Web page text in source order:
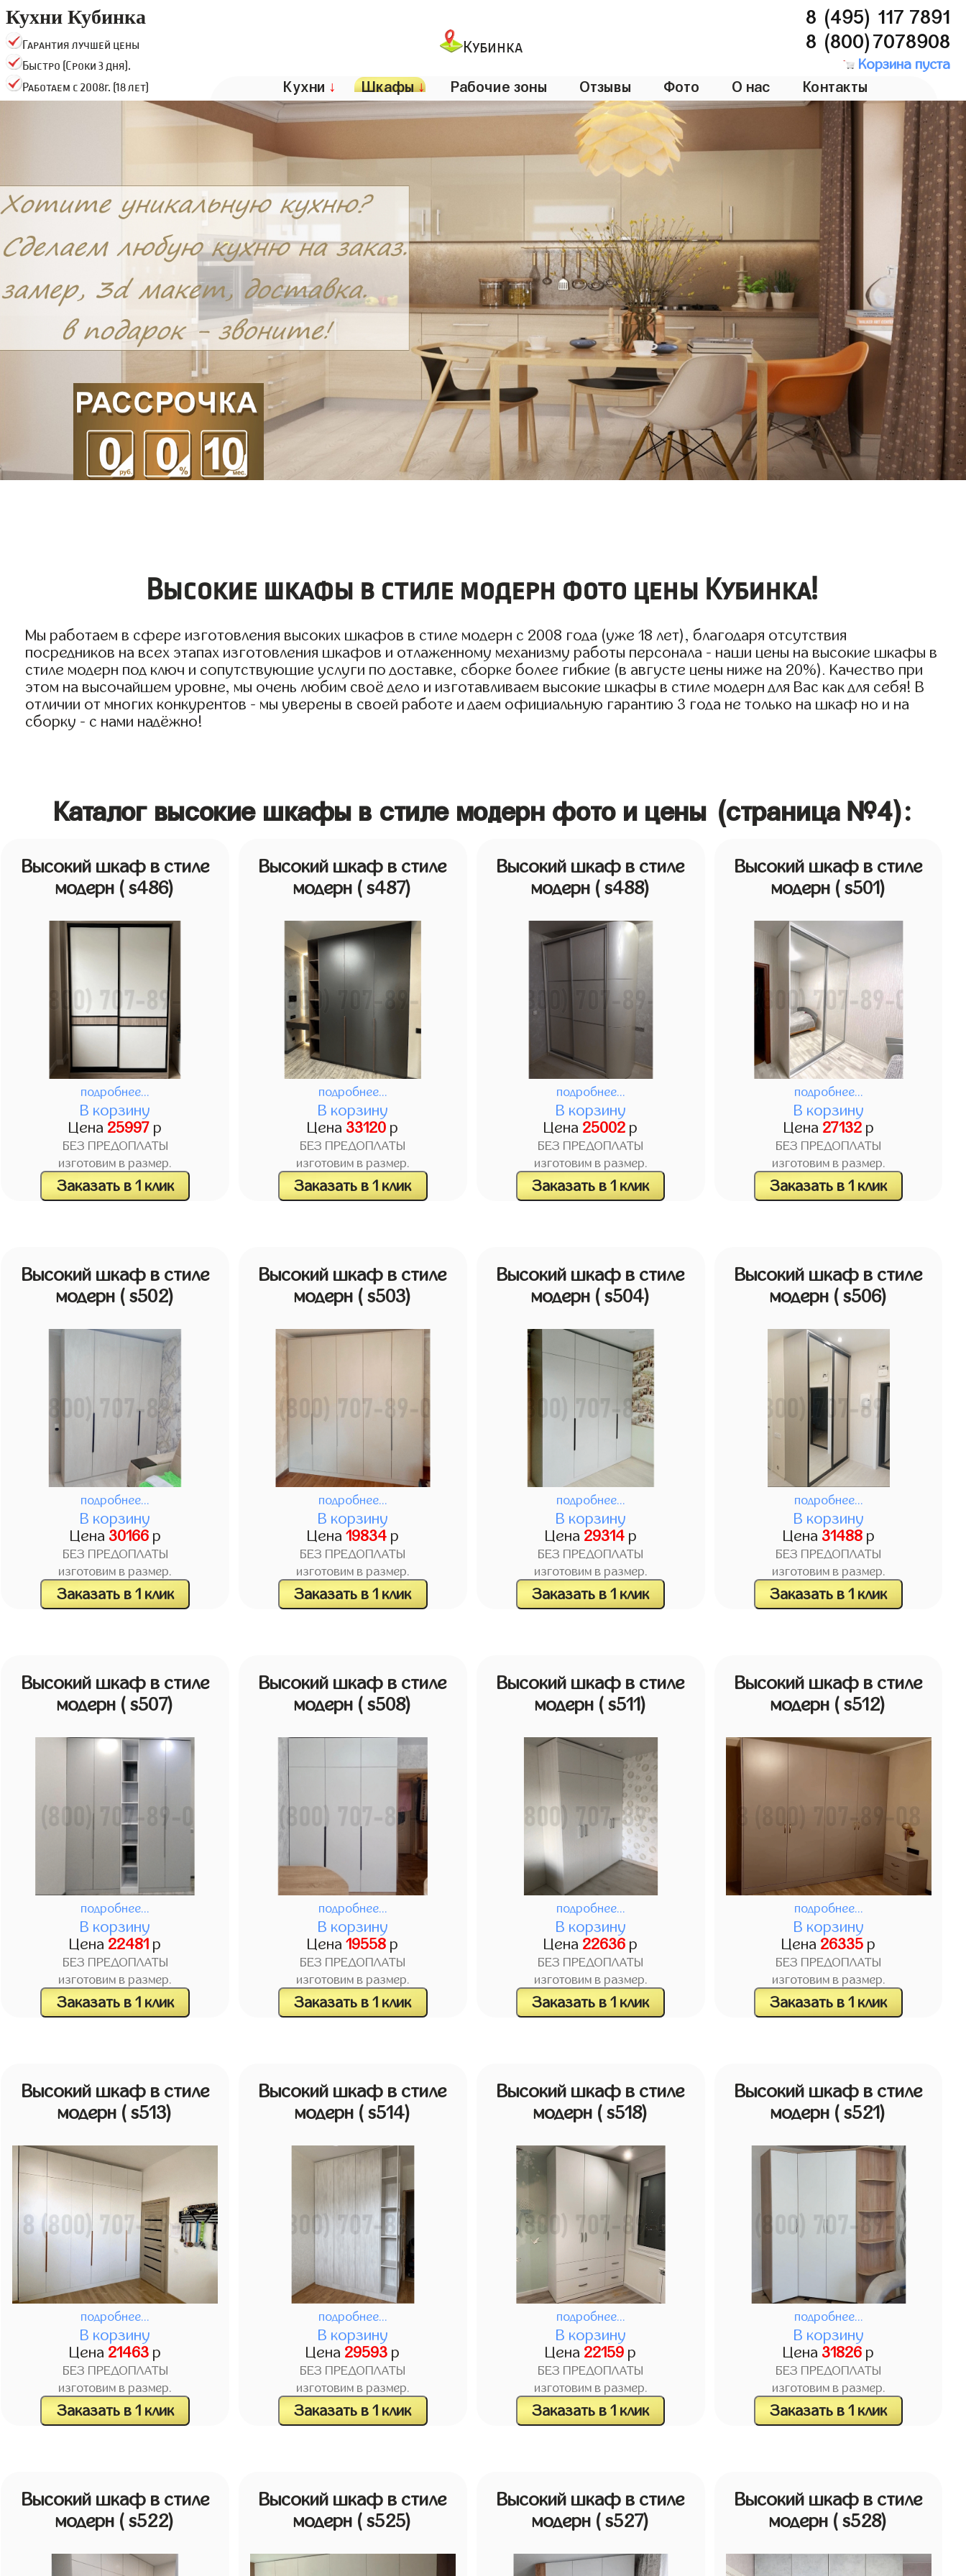
Кухни Кубинка
Гарантия лучшей цены
Быстро (Сроки 3 дня).
Работаем с 2008г. (18 лет)
Кубинка
8 (495) 117 7891
8 (800)7078908
Корзина пуста
Кухни ↓ Шкафы↓ Рабочие зоны Отзывы Фото О нас Контакты
Высокие шкафы в стиле модерн фото цены Кубинка!
Мы работаем в сфере изготовления высоких шкафов в стиле модерн с 2008 года (уже 18 лет), благодаря отсутствия
посредников на всех этапах изготовления шкафов и отлаженному механизму работы персонала - наши цены на высокие шкафы в
стиле модерн под ключ и сопутствующие услуги по доставке, сборке более гибкие (в августе цены ниже на 20%). Качество при
этом на высочайшем уровне, мы очень любим своё дело и изготавливаем высокие шкафы в стиле модерн для Вас как для себя! В
отличии от многих конкурентов - мы уверены в своей работе и даем официальную гарантию 3 года не только на шкаф но и на
сборку - с нами надёжно!
Каталог высокие шкафы в стиле модерн фото и цены (страница №4):
Высокий шкаф в стиле
модерн ( s486)
подробнее...
В корзину
Цена 25997 р
БЕЗ ПРЕДОПЛАТЫ
изготовим в размер.
Заказать в 1 клик
Высокий шкаф в стиле
модерн ( s487)
подробнее...
В корзину
Цена 33120 р
БЕЗ ПРЕДОПЛАТЫ
изготовим в размер.
Заказать в 1 клик
Высокий шкаф в стиле
модерн ( s488)
подробнее...
В корзину
Цена 25002 р
БЕЗ ПРЕДОПЛАТЫ
изготовим в размер.
Заказать в 1 клик
Высокий шкаф в стиле
модерн ( s501)
подробнее...
В корзину
Цена 27132р
БЕЗ ПРЕДОПЛАТЫ
изготовим в размер.
Заказать в 1 клик
Высокий шкаф в стиле
модерн ( s502)
подробнее...
В корзину
Цена 30166р
БЕЗ ПРЕДОПЛАТЫ
изготовим в размер.
Заказать в 1 клик
Высокий шкаф в стиле
модерн ( s503)
подробнее...
В корзину
Цена 19834р
БЕЗ ПРЕДОПЛАТЫ
изготовим в размер.
Заказать в 1 клик
Высокий шкаф в стиле
модерн ( s504)
подробнее...
В корзину
Цена 29314р
БЕЗ ПРЕДОПЛАТЫ
изготовим в размер.
Заказать в 1 клик
Высокий шкаф в стиле
модерн ( s506)
подробнее...
В корзину
Цена 31488р
БЕЗ ПРЕДОПЛАТЫ
изготовим в размер.
Заказать в 1 клик
Высокий шкаф в стиле
модерн ( s507)
подробнее...
В корзину
Цена 22481 р
БЕЗ ПРЕДОПЛАТЫ
изготовим в размер.
Заказать в 1 клик
Высокий шкаф в стиле
модерн ( s508)
подробнее...
В корзину
Цена19558 р
БЕЗ ПРЕДОПЛАТЫ
изготовим в размер.
Заказать в 1 клик
Высокий шкаф в стиле
модерн ( s511)
подробнее...
В корзину
Цена 22636 р
БЕЗ ПРЕДОПЛАТЫ
изготовим в размер.
Заказать в 1 клик
Высокий шкаф в стиле
модерн ( s512)
подробнее...
В корзину
Цена 26335 р
БЕЗ ПРЕДОПЛАТЫ
изготовим в размер.
Заказать в 1 клик
Высокий шкаф в стиле
модерн ( s513)
подробнее...
В корзину
Цена 21463 р
БЕЗ ПРЕДОПЛАТЫ
изготовим в размер.
Заказать в 1 клик
Высокий шкаф в стиле
модерн ( s514)
подробнее...
В корзину
Цена 29593 р
БЕЗ ПРЕДОПЛАТЫ
изготовим в размер.
Заказать в 1 клик
Высокий шкаф в стиле
модерн ( s518)
подробнее...
В корзину
Цена 22159 р
БЕЗ ПРЕДОПЛАТЫ
изготовим в размер.
Заказать в 1 клик
Высокий шкаф в стиле
модерн ( s521)
подробнее...
В корзину
Цена 31826 р
БЕЗ ПРЕДОПЛАТЫ
изготовим в размер.
Заказать в 1 клик
Высокий шкаф в стиле
модерн ( s522)
Высокий шкаф в стиле
модерн ( s525)
Высокий шкаф в стиле
модерн ( s527)
Высокий шкаф в стиле
модерн ( s528)